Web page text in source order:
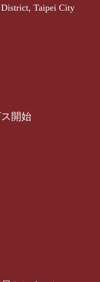
District, Taipei City
開始